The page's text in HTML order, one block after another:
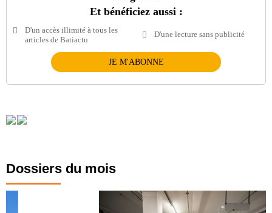
Et bénéficiez aussi :
D'un accès illimité à tous les
articles de Batiactu
D'une lecture sans publicité
JE M'ABONNE
Dossiers du mois